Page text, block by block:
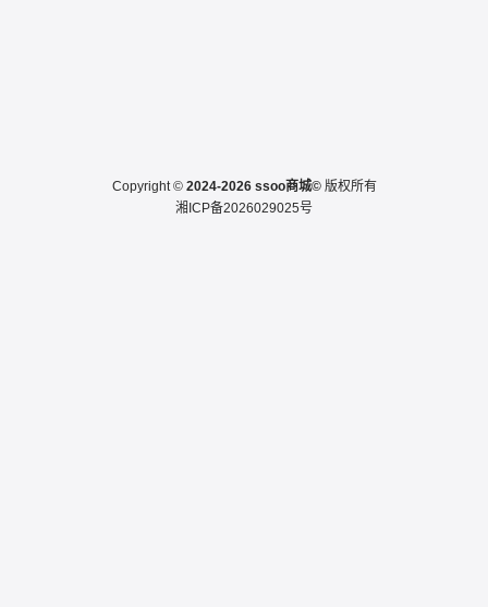
Copyright © 2024-2026 ssoo商城©版权所有
湘ICP备2026029025号